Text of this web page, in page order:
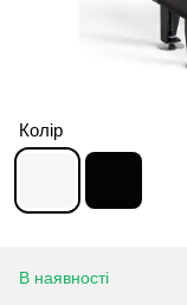
Колір
В наявності